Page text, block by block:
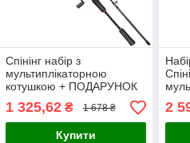
Спінінг набір з
мультиплікаторною
котушкою + ПОДАРУНОК
(Набір блешень з 5
Преміум металевих
спіннербейтів)
1 325,62₴ 1 678 ₴
Купити
2